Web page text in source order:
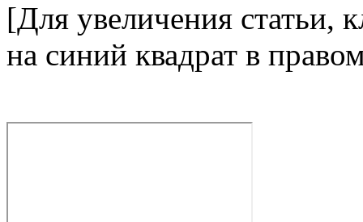
[Для увеличения статьи,
на синий квадрат в